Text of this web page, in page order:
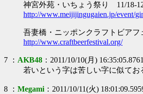
神宮外苑・いちょう祭り 11/18-
http://www.meijijingugaien.jp/event/
吾妻橋・ニッポンクラフトビア
http://www.craftbeerfestival.org/
7 ： AKB48 ：2011/10/10(月)
若いという字は苦しい字に似てお
8 ： Megami：2011/10/11(火)